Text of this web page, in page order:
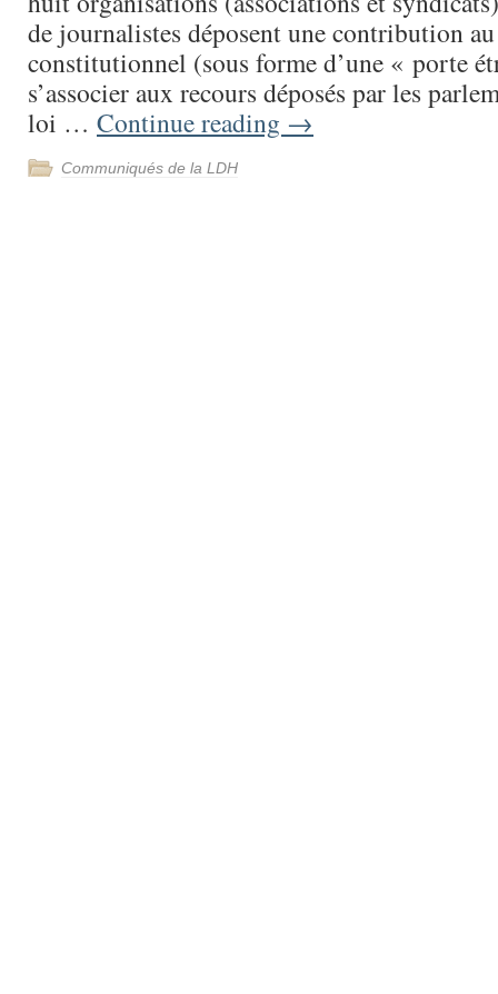
de journalistes déposent une contribution
constitutionnel (sous forme d’une « porte
s’associer aux recours déposés par les
loi … Continue reading →
Communiqués de la LDH